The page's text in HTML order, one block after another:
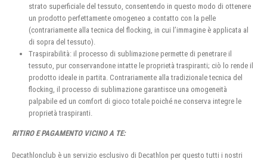
strato superficiale del tessuto, consentendo in questo modo di ottenere
un prodotto perfettamente omogeneo a contatto con la pelle
(contrariamente alla tecnica del flocking, in cui l’immagine è applicata al
di sopra del tessuto).
Traspirabilità: il processo di sublimazione permette di penetrare il
tessuto, pur conservandone intatte le proprietà traspiranti; ciò lo rende il
prodotto ideale in partita. Contrariamente alla tradizionale tecnica del
flocking, il processo di sublimazione garantisce una omogeneità
palpabile ed un comfort di gioco totale poiché ne conserva integre le
proprietà traspiranti.
RITIRO E PAGAMENTO VICINO A TE:
Decathlonclub è un servizio esclusivo di Decathlon per questo tutti i nostri